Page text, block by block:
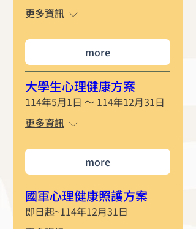
更多資訊
more
大學生心理健康方案
114年5月1日 ～ 114年12月31日
更多資訊
more
國軍心理健康照護方案
即日起~114年12月31日